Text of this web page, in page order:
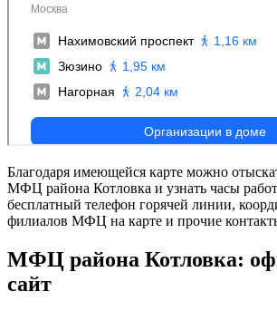
Благодаря имеющейся карте можно
МФЦ района Котловка и узнать часы
бесплатный телефон горячей линии,
филиалов МФЦ на карте и прочие
МФЦ района Котловка:
сайт